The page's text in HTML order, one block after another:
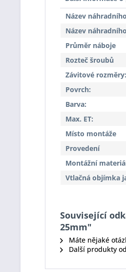
Název
Název
Průměr náboje
Rozteč šroubů
Závitové rozměry:
Povrch:
Barva:
Max. ET:
Místo montáže
Provedení
Montážní
Vtlačná objímka
Související
25mm"
Máte nějaké
Další produkty